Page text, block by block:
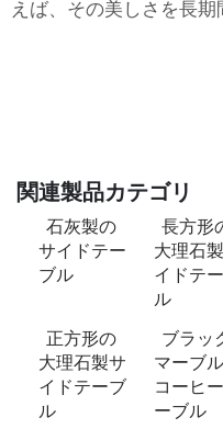
えば、その美しさを長期
関連製品カテゴリ
石灰製の
サイドテー
ブル
長方形
大理石
イドテ
ル
正方形の
大理石製サ
イドテーブ
ル
ブラッ
マーブ
コーヒ
ーブル